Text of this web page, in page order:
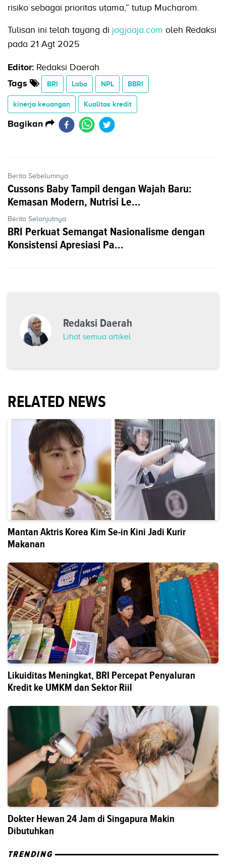
risiko sebagai prioritas utama,” tutup Mucharom.
Tulisan ini telah tayang di jogjaaja.com oleh Redaksi
pada 21 Agt 2025
Editor: Redaksi Daerah
Tags
BRI Laba NPL BBRI
kinerja keuangan Kualitas kredit
Bagikan
Berita Sebelumnya
Cussons Baby Tampil dengan Wajah Baru:
Kemasan Modern, Nutrisi Le...
Berita Selanjutnya
BRI Perkuat Semangat Nasionalisme dengan
Konsistensi Apresiasi Pa...
Redaksi Daerah
Lihat semua artikel
RELATED NEWS
Mantan Aktris Korea Kim Se-in Kini Jadi Kurir
Makanan
Likuiditas Meningkat, BRI Percepat Penyaluran
Kredit ke UMKM dan Sektor Riil
Dokter Hewan 24 Jam di Singapura Makin
Dibutuhkan
TRENDING